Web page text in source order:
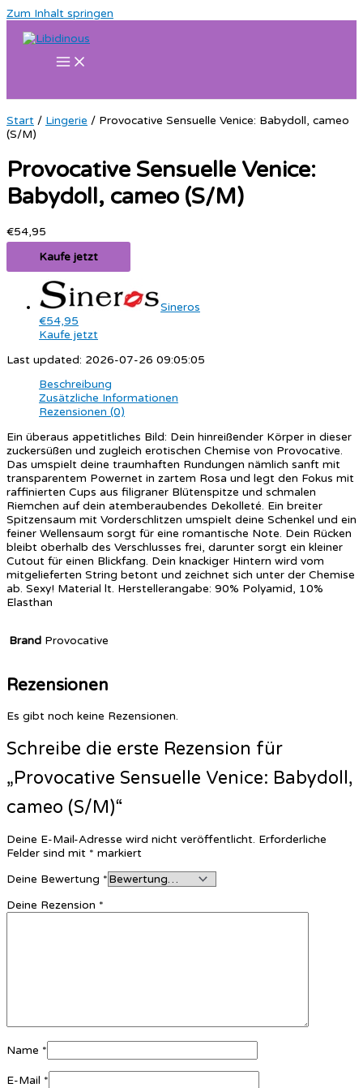
Zum Inhalt springen
Start / Lingerie / Provocative Sensuelle Venice: Babydoll, cameo
(S/M)
Provocative Sensuelle Venice:
Babydoll, cameo (S/M)
€54,95
Kaufe jetzt
Sineros
€54,95
Kaufe jetzt
Last updated: 2026-07-26 09:05:05
Beschreibung
Zusätzliche Informationen
Rezensionen (0)
Ein überaus appetitliches Bild: Dein hinreißender Körper in dieser
zuckersüßen und zugleich erotischen Chemise von Provocative.
Das umspielt deine traumhaften Rundungen nämlich sanft mit
transparentem Powernet in zartem Rosa und legt den Fokus mit
raffinierten Cups aus filigraner Blütenspitze und schmalen
Riemchen auf dein atemberaubendes Dekolleté. Ein breiter
Spitzensaum mit Vorderschlitzen umspielt deine Schenkel und ein
feiner Wellensaum sorgt für eine romantische Note. Dein Rücken
bleibt oberhalb des Verschlusses frei, darunter sorgt ein kleiner
Cutout für einen Blickfang. Dein knackiger Hintern wird vom
mitgelieferten String betont und zeichnet sich unter der Chemise
ab. Sexy! Material lt. Herstellerangabe: 90% Polyamid, 10%
Elasthan
Brand Provocative
Rezensionen
Es gibt noch keine Rezensionen.
Schreibe die erste Rezension für
„Provocative Sensuelle Venice: Babydoll,
cameo (S/M)“
Deine E-Mail-Adresse wird nicht veröffentlicht. Erforderliche
Felder sind mit * markiert
Deine Bewertung *
Deine Rezension *
Name *
E-Mail *